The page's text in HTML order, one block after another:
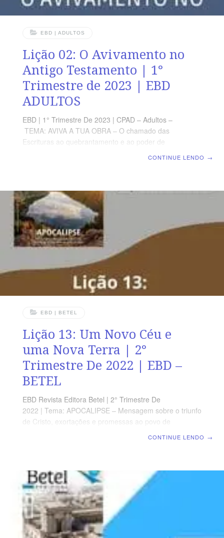
EBD | ADULTOS
Lição 02: O Avivamento no
Antigo Testamento | 1°
Trimestre de 2023 | EBD
ADULTOS
EBD | 1° Trimestre De 2023 | CPAD – Adultos –
TEMA: AVIVA A TUA OBRA – O chamado das
Escrituras ao quebrantamento e ao poder de
em toda a terra, nem entre gente alguma.” (Êx 34.10a)
VERDADE PRÁTICA A Bíblia revela que Deus responde
ao seu povo com muitos avivamentos como resposta às
orações e súplicas. LEITURA DIÁRIA Segunda – 2
CONTINUE LENDO →
EBD | BETEL
Lição 13: Um Novo Céu e
uma Nova Terra | 2°
Trimestre De 2022 | EBD –
BETEL
EBD Revista Editora Betel | 2° Trimestre De
2022 | Tema: APOCALIPSE – Mensagem sobre o triunfo
de Cristo, exortações e promessas ao povo de
primeiras coisas são passadas.” Apocalipse 21.4
VERDADE APLICADA A revelação divina sobre o final da
presente era deve nos despertar para um viver em
santidade e perseverança em Cristo. OBJETIVOS DA
LIÇÃO
CONTINUE LENDO →